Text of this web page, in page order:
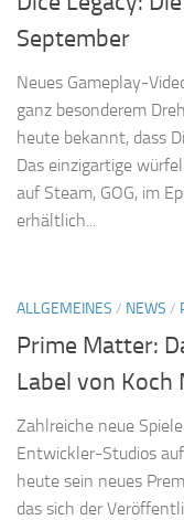
September
Neues Gameplay-
ganz besonderem
heute bekannt, dass
Das einzigartige
auf Steam, GOG, im
erhältlich...
ALLGEMEINES / NEWS /
Prime Matter:
Label von Koch
Zahlreiche neue
Entwickler-Studios
heute sein neues
das sich der